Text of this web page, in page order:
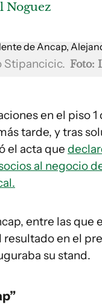
Noguez
Stipancicic. Foto:
en el piso 1
tarde, y tras
el acta que
al negocio
entre las que
en el
su stand.